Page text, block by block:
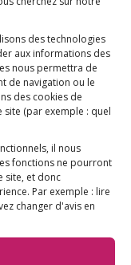
des technologies
aux informations des
nous permettra de
de navigation ou le
des cookies de
site (par exemple : quel
il nous
fonctions ne pourront
site, et donc
Par exemple : lire
changer d'avis en
et des
(…)
dans
ce
de
mais